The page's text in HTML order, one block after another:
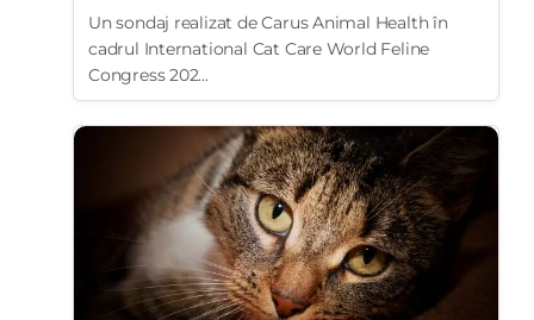
Un sondaj realizat de Carus Animal Health în
cadrul International Cat Care World Feline
Congress 202...